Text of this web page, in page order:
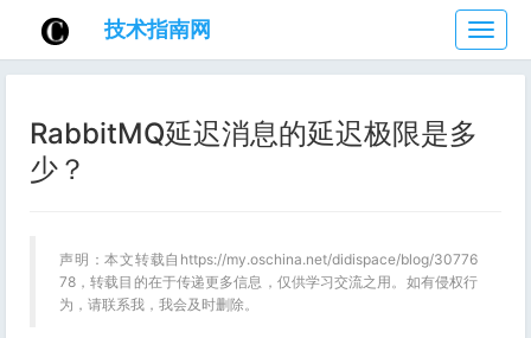
技
术
指
技术指南网
RabbitMQ延迟消息的延迟极限是多
少？
声明：本文转载自https://my.oschina.net/didispace/blog/30776
78，转载目的在于传递更多信息，仅供学习交流之用。如有侵权行
为，请联系我，我会及时删除。